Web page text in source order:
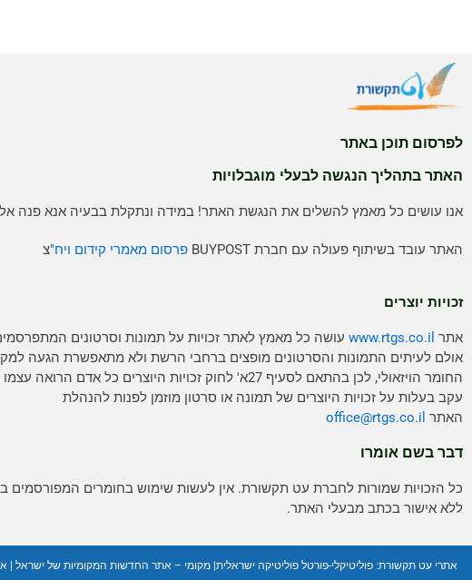
לפרסום תוכן באתר
האתר בתהליך הנגשה לבעלי מוגבלויות
אנו עושים כל מאמץ להשלים את הנגשת האתר! במידה ונתקלת בבעיה אנא פנה
האתר עובד בשיתוף פעולה עם חברת BUYPOST פרסום מאמרי קידום ויח"צ
זכויות יוצרים
אתר www.rtgs.co.il עושה כל מאמץ לאתר זכויות על תמונות וסרטונים
אולם לעיתים התמונות והסרטונים מופצים ברחבי הרשת ולא מתאפשרת הגעה
החומר הויזאולי, לכן בהתאם לסעיף 27א' לחוק זכויות היוצרים כל אדם הרואה
עקב בעלות על זכויות היוצרים של תמונה או סרטון מוזמן לפנות להנהלת
האתר
office@rtgs.co.il
דבר בשם אומרו
כל הזכויות שמורות לחברת עט תקשורת. אין לעשות שימוש בחומרים המפורסמים
ללא אישור בכתב מבעלי האתר.
אתרי עט תקשורת:פוליטיקלי-פורטל פוליטיקה ישראלית|מקומי – אתר החדשות המקומיות של ישראל |